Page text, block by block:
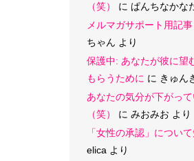
（笑）
に ぱんちなかな
メルマガサポート用記事
ちゃん より
保護中: あなたが彼に望
もらうために に きゅん
あなたの気分が下がっ
（笑）
に みおみお より
「女性の承認」につい
elica より